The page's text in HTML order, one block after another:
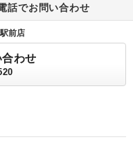
話でお問い合わせ
前店
合わせ